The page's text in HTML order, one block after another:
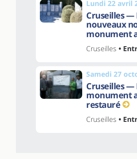
Lundi 22 avril
Cruseilles —
nouveaux
monument
Cruseilles •
Samedi 27
Cruseilles —
monument
restauré
Cruseilles •